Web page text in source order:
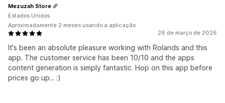
26 de março de 2026
It's been an absolute pleasure working with Rolands and this
app. The customer service has been 10/10 and the apps
content generation is simply fantastic. Hop on this app before
prices go up... :)
Mezuzah Store
Estados Unidos
Aproximadamente 2 meses usando a aplicação